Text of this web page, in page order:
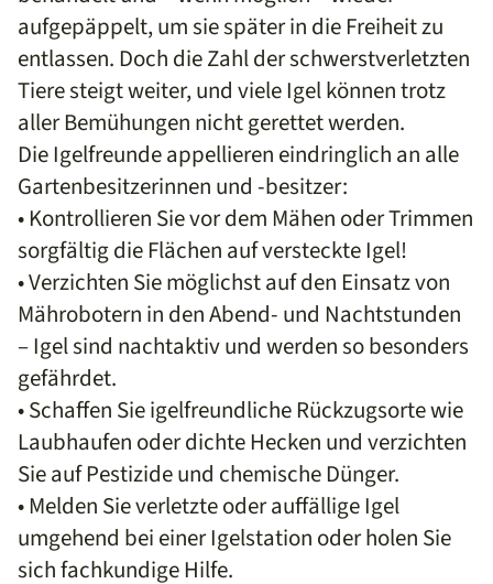
aufgepäppelt, um sie später in die Freiheit zu
entlassen. Doch die Zahl der schwerstverletzten
Tiere steigt weiter, und viele Igel können trotz
aller Bemühungen nicht gerettet werden.
Die Igelfreunde appellieren eindringlich an alle
Gartenbesitzerinnen und -besitzer:
• Kontrollieren Sie vor dem Mähen oder Trimmen
sorgfältig die Flächen auf versteckte Igel!
• Verzichten Sie möglichst auf den Einsatz von
Mährobotern in den Abend- und Nachtstunden
– Igel sind nachtaktiv und werden so besonders
gefährdet.
• Schaffen Sie igelfreundliche Rückzugsorte wie
Laubhaufen oder dichte Hecken und verzichten
Sie auf Pestizide und chemische Dünger.
• Melden Sie verletzte oder auffällige Igel
umgehend bei einer Igelstation oder holen Sie
sich fachkundige Hilfe.